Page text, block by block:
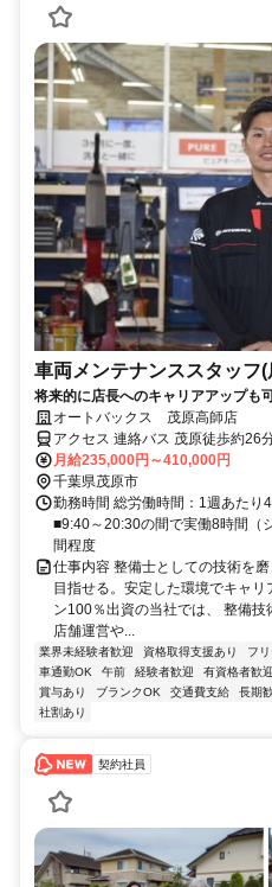
車両メンテナンススタッフ(
将来的に店長へのキャリアアップも
術もキャリアも磨ける環境です。
オートバックス 茂原高師店
アクセス 連絡バス 茂原徒歩約26
口徒歩約26分、ＪＲ外房線/ＪＲ
月給235,000円～410,000円
千葉県茂原市
勤務時間 総労働時間：1週あたり
■9:40～20:30の間で実働8時間（
間程度
仕事内容 整備士としての技術を
目指せる。安定した環境でキャ
ン100％出資の当社では、 整備
店舗運営や...
業界未経験者歓迎 資格取得支援あり フ
車通勤OK
午前 経験者歓迎 有資格者歓迎
賞与あり
ブランクOK 交通費支給 長期
社割あり
契約社員